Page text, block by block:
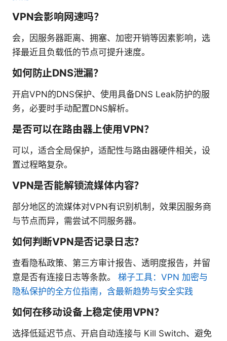
VPN会影响网速吗？
会，因服务器距离、拥塞、加密开销等因素影响，选
择最近且负载低的节点可提升速度。
如何防止DNS泄漏？
开启VPN的DNS保护、使用具备DNS Leak防护的服
务，必要时手动配置DNS解析。
是否可以在路由器上使用VPN？
可以，适合全局保护，适配性与路由器硬件相关，设
置过程略复杂。
VPN是否能解锁流媒体内容？
部分地区的流媒体对VPN有识别机制，效果因服务商
与节点而异，需尝试不同服务器。
如何判断VPN是否记录日志？
查看隐私政策、第三方审计报告、透明度报告，并留
意是否有连接日志等条款。 梯子工具：VPN 加密与
隐私保护的全方位指南，含最新趋势与安全实践
如何在移动设备上稳定使用VPN？
选择低延迟节点、开启自动连接与 Kill Switch、避免